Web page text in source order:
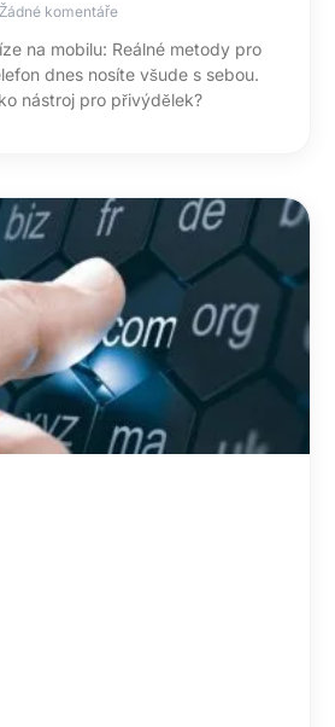
Žádné komentáře
na mobilu: Reálné metody pro
dnes nosíte všude s sebou.
nástroj pro přivýdělek?